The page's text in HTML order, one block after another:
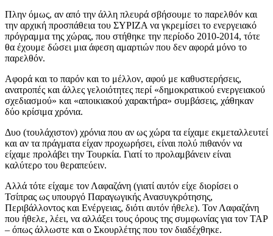
Πλην όμως, αν από την άλλη πλευρά σβήσουμε το παρελθόν και
την αρχική προσπάθεια του ΣΥΡΙΖΑ να γκρεμίσει το ενεργειακό
πρόγραμμα της χώρας, που στήθηκε την περίοδο 2010-2014, τότε
θα έχουμε δώσει μια άφεση αμαρτιών που δεν αφορά μόνο το
παρελθόν.
Αφορά και το παρόν και το μέλλον, αφού με καθυστερήσεις,
ανατροπές και άλλες γελοιότητες περί «δημοκρατικού ενεργειακού
σχεδιασμού» και «αποικιακού χαρακτήρα» συμβάσεις, χάθηκαν
δύο κρίσιμα χρόνια.
Δυο (τουλάχιστον) χρόνια που αν ως χώρα τα είχαμε εκμεταλλευτεί
και αν τα πράγματα είχαν προχωρήσει, είναι πολύ πιθανόν να
είχαμε προλάβει την Τουρκία. Γιατί το προλαμβάνειν είναι
καλύτερο του θεραπεύειν.
Αλλά τότε είχαμε τον Λαφαζάνη (γιατί αυτόν είχε διορίσει ο
Τσίπρας ως υπουργό Παραγωγικής Ανασυγκρότησης,
Περιβάλλοντος και Ενέργειας, διότι αυτόν ήθελε). Τον Λαφαζάνη
που ήθελε, λέει, να αλλάξει τους όρους της συμφωνίας για τον TAP
– όπως άλλωστε και ο Σκουρλέτης που τον διαδέχθηκε.